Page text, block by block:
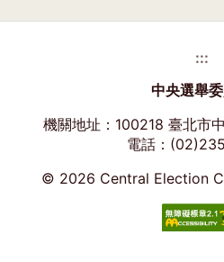
:::
中央選舉
機關地址：100218 臺北市
電話：
© 2026 Central Election